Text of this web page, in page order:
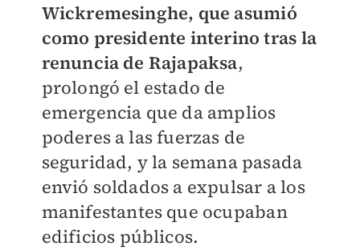
Wickremesinghe, que asumió
como presidente interino tras la
renuncia de Rajapaksa,
prolongó el estado de
emergencia que da amplios
poderes a las fuerzas de
seguridad, y la semana pasada
envió soldados a expulsar a los
manifestantes que ocupaban
edificios públicos.